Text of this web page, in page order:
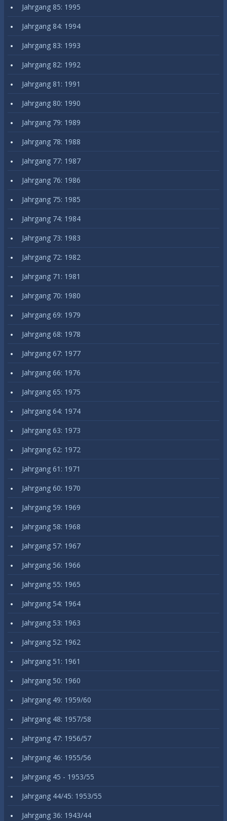
Jahrgang 85: 1995
Jahrgang 84: 1994
Jahrgang 83: 1993
Jahrgang 82: 1992
Jahrgang 81: 1991
Jahrgang 80: 1990
Jahrgang 79: 1989
Jahrgang 78: 1988
Jahrgang 77: 1987
Jahrgang 76: 1986
Jahrgang 75: 1985
Jahrgang 74: 1984
Jahrgang 73: 1983
Jahrgang 72: 1982
Jahrgang 71: 1981
Jahrgang 70: 1980
Jahrgang 69: 1979
Jahrgang 68: 1978
Jahrgang 67: 1977
Jahrgang 66: 1976
Jahrgang 65: 1975
Jahrgang 64: 1974
Jahrgang 63: 1973
Jahrgang 62: 1972
Jahrgang 61: 1971
Jahrgang 60: 1970
Jahrgang 59: 1969
Jahrgang 58: 1968
Jahrgang 57: 1967
Jahrgang 56: 1966
Jahrgang 55: 1965
Jahrgang 54: 1964
Jahrgang 53: 1963
Jahrgang 52: 1962
Jahrgang 51: 1961
Jahrgang 50: 1960
Jahrgang 49: 1959/60
Jahrgang 48: 1957/58
Jahrgang 47: 1956/57
Jahrgang 46: 1955/56
Jahrgang 45 - 1953/55
Jahrgang 44/45: 1953/55
Jahrgang 36: 1943/44